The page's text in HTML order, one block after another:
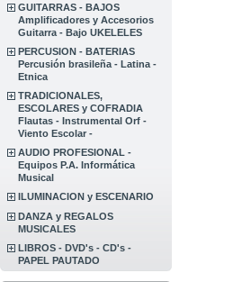
GUITARRAS - BAJOS
Amplificadores y Accesorios
Guitarra - Bajo UKELELES
PERCUSION - BATERIAS
Percusión brasileña - Latina -
Etnica
TRADICIONALES,
ESCOLARES y COFRADIA
Flautas - Instrumental Orf -
Viento Escolar -
AUDIO PROFESIONAL -
Equipos P.A. Informática
Musical
ILUMINACION y ESCENARIO
DANZA y REGALOS
MUSICALES
LIBROS - DVD's - CD's -
PAPEL PAUTADO